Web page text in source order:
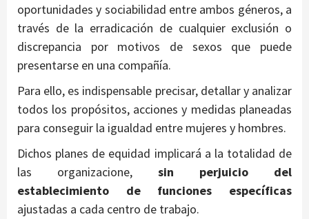
oportunidades y sociabilidad entre ambos géneros, a
través de la erradicación de cualquier exclusión o
discrepancia por motivos de sexos que puede
presentarse en una compañía.
Para ello, es indispensable precisar, detallar y analizar
todos los propósitos, acciones y medidas planeadas
para conseguir la igualdad entre mujeres y hombres.
Dichos planes de equidad implicará a la totalidad de
las organizacione, sin perjuicio del
establecimiento de funciones específicas
ajustadas a cada centro de trabajo.